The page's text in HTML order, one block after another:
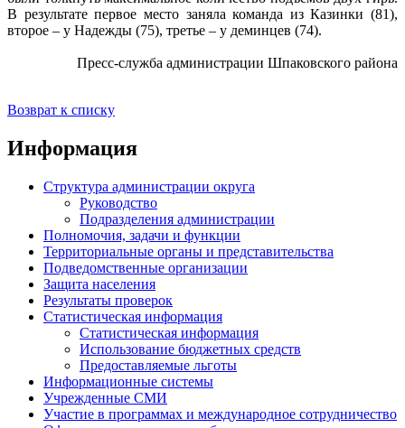
В результате первое место заняла команда из Казинки (81),
второе – у Надежды (75), третье – у деминцев (74).
Пресс-служба администрации Шпаковского района
Возврат к списку
Информация
Структура администрации округа
Руководство
Подразделения администрации
Полномочия, задачи и функции
Территориальные органы и представительства
Подведомственные организации
Защита населения
Результаты проверок
Статистическая информация
Статистическая информация
Использование бюджетных средств
Предоставляемые льготы
Информационные системы
Учрежденные СМИ
Участие в программах и международное сотрудничество